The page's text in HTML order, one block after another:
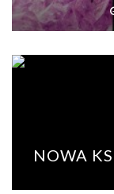
NOWA